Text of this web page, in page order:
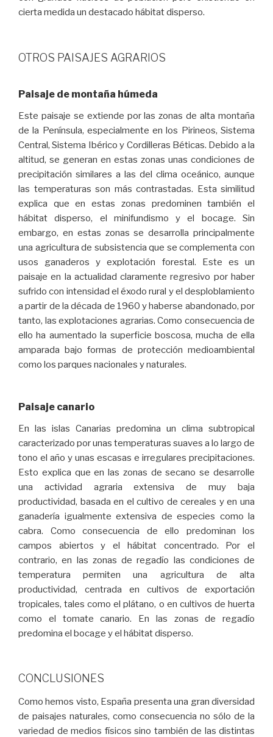
cierta medida un destacado hábitat disperso.
OTROS PAISAJES AGRARIOS
Paisaje de montaña húmeda
Este paisaje se extiende por las zonas de alta montaña
de la Península, especialmente en los Pirineos, Sistema
Central, Sistema Ibérico y Cordilleras Béticas. Debido a la
altitud, se generan en estas zonas unas condiciones de
precipitación similares a las del clima oceánico, aunque
las temperaturas son más contrastadas. Esta similitud
explica que en estas zonas predominen también el
hábitat disperso, el minifundismo y el bocage. Sin
embargo, en estas zonas se desarrolla principalmente
una agricultura de subsistencia que se complementa con
usos ganaderos y explotación forestal. Este es un
paisaje en la actualidad claramente regresivo por haber
sufrido con intensidad el éxodo rural y el desploblamiento
a partir de la década de 1960 y haberse abandonado, por
tanto, las explotaciones agrarias. Como consecuencia de
ello ha aumentado la superficie boscosa, mucha de ella
amparada bajo formas de protección medioambiental
como los parques nacionales y naturales.
Paisaje canario
En las islas Canarias predomina un clima subtropical
caracterizado por unas temperaturas suaves a lo largo de
tono el año y unas escasas e irregulares precipitaciones.
Esto explica que en las zonas de secano se desarrolle
una actividad agraria extensiva de muy baja
productividad, basada en el cultivo de cereales y en una
ganadería igualmente extensiva de especies como la
cabra. Como consecuencia de ello predominan los
campos abiertos y el hábitat concentrado. Por el
contrario, en las zonas de regadío las condiciones de
temperatura permiten una agricultura de alta
productividad, centrada en cultivos de exportación
tropicales, tales como el plátano, o en cultivos de huerta
como el tomate canario. En las zonas de regadío
predomina el bocage y el hábitat disperso.
CONCLUSIONES
Como hemos visto, España presenta una gran diversidad
de paisajes naturales, como consecuencia no sólo de la
variedad de medios físicos sino también de las distintas